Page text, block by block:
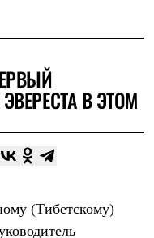
В ЭТОМ
(Тибетскому)